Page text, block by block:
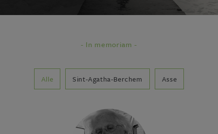
- In memoriam -
Alle Sint-Agatha-Berchem Asse